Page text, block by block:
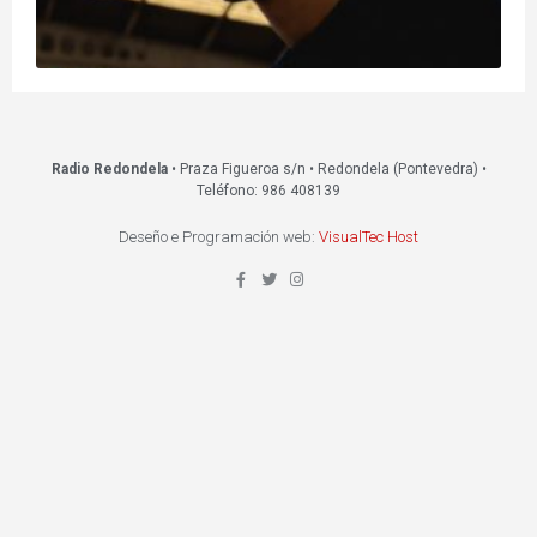
Radio Redondela• Praza Figueroa s/n • Redondela (Pontevedra) •
Teléfono: 986 408139
Deseño e Programación web: VisualTec Host